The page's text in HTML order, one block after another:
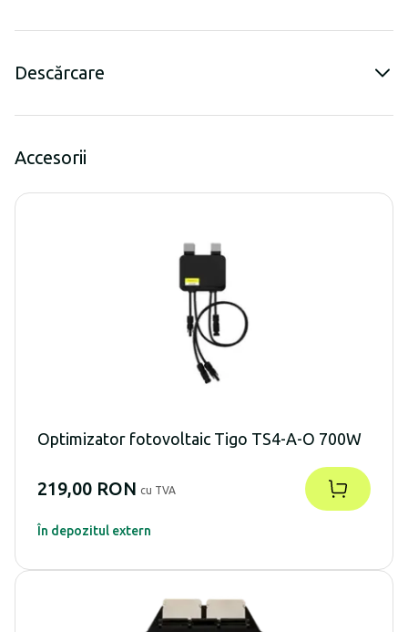
Descărcare
Accesorii
Optimizator fotovoltaic Tigo TS4-A-O 700W
219,00 RON cu TVA
În depozitul extern